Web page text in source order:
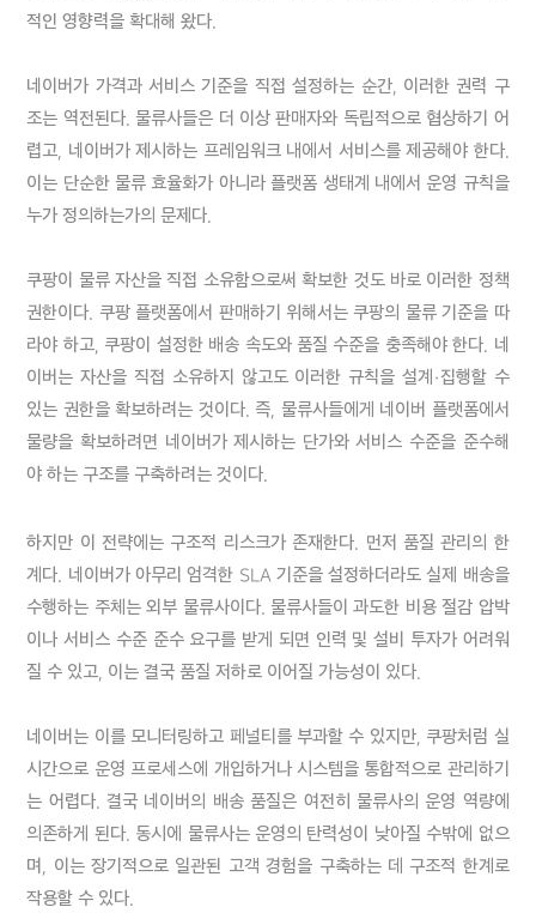
적인 영향력을 확대해 왔다.
네이버가 가격과 서비스 기준을 직접 설정하는 순간, 이러한 권력 구
조는 역전된다. 물류사들은 더 이상 판매자와 독립적으로 협상하기 어
렵고, 네이버가 제시하는 프레임워크 내에서 서비스를 제공해야 한다.
이는 단순한 물류 효율화가 아니라 플랫폼 생태계 내에서 운영 규칙을
누가 정의하는가의 문제다.
쿠팡이 물류 자산을 직접 소유함으로써 확보한 것도 바로 이러한 정책
권한이다. 쿠팡 플랫폼에서 판매하기 위해서는 쿠팡의 물류 기준을 따
라야 하고, 쿠팡이 설정한 배송 속도와 품질 수준을 충족해야 한다. 네
이버는 자산을 직접 소유하지 않고도 이러한 규칙을 설계·집행할 수
있는 권한을 확보하려는 것이다. 즉, 물류사들에게 네이버 플랫폼에서
물량을 확보하려면 네이버가 제시하는 단가와 서비스 수준을 준수해
하지만 이 전략에는 구조적 리스크가 존재한다. 먼저 품질 관리의 한
계다. 네이버가 아무리 엄격한 SLA 기준을 설정하더라도 실제 배송을
수행하는 주체는 외부 물류사이다. 물류사들이 과도한 비용 절감 압박
이나 서비스 수준 준수 요구를 받게 되면 인력 및 설비 투자가 어려워
질 수 있고, 이는 결국 품질 저하로 이어질 가능성이 있다.
네이버는 이를 모니터링하고 페널티를 부과할 수 있지만, 쿠팡처럼 실
시간으로 운영 프로세스에 개입하거나 시스템을 통합적으로 관리하기
는 어렵다. 결국 네이버의 배송 품질은 여전히 물류사의 운영 역량에
의존하게 된다. 동시에 물류사는 운영의 탄력성이 낮아질 수밖에 없으
며, 이는 장기적으로 일관된 고객 경험을 구축하는 데 구조적 한계로
작용할 수 있다.